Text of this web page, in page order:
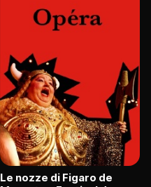
Le nozze di Figaro de